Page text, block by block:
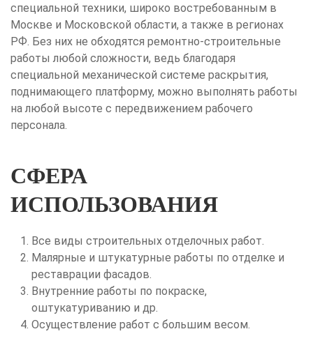
специальной техники, широко востребованным в
Москве и Московской области, а также в регионах
РФ. Без них не обходятся ремонтно-строительные
работы любой сложности, ведь благодаря
специальной механической системе раскрытия,
поднимающего платформу, можно выполнять работы
на любой высоте с передвижением рабочего
персонала.
СФЕРА
ИСПОЛЬЗОВАНИЯ
Все виды строительных отделочных работ.
Малярные и штукатурные работы по отделке и
реставрации фасадов.
Внутренние работы по покраске,
оштукатуриванию и др.
Осуществление работ с большим весом.